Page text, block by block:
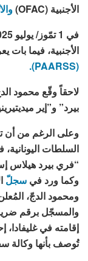
الأجنبية (OFAC)
الأجنبية، فيما بات
(PAARSS).
لاحقاً وقّع محمود
بيرد” و”إير
وعلى الرغم من أن
وكما ورد في سجل
ومحمود الدجّ،
إقامته في
تُوصف بأنها وكالة